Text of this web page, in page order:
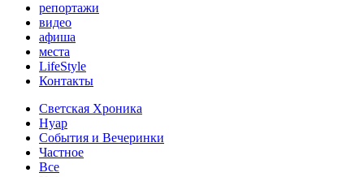
репортажи
видео
афиша
места
LifeStyle
Контакты
Светская Хроника
Нуар
События и Вечеринки
Частное
Все